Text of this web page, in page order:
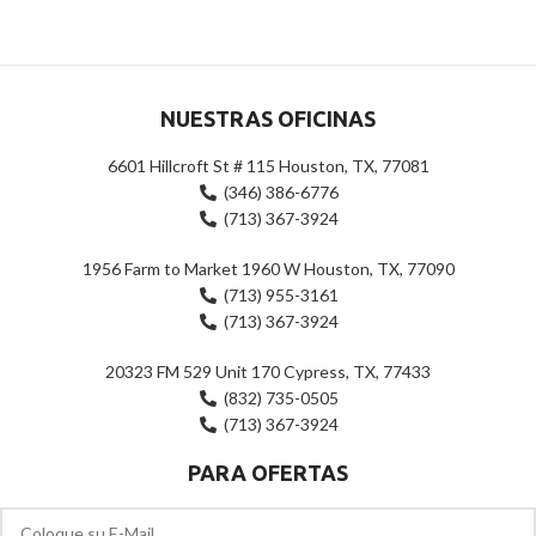
NUESTRAS OFICINAS
6601 Hillcroft St # 115 Houston, TX, 77081
(346) 386-6776
(713) 367-3924
1956 Farm to Market 1960 W Houston, TX, 77090
(713) 955-3161
(713) 367-3924
20323 FM 529 Unit 170 Cypress, TX, 77433
(832) 735-0505
(713) 367-3924
PARA OFERTAS